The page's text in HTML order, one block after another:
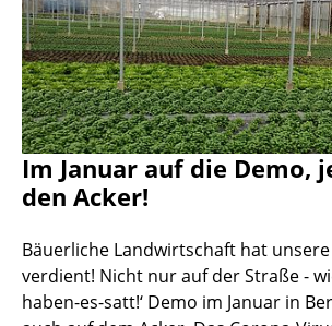
Im Januar auf die Demo,
den Acker!
Bäuerliche Landwirtschaft hat
verdient! Nicht nur auf der Straße -
haben-es-satt!‘ Demo im Januar in